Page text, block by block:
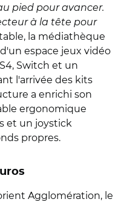
pied pour avancer.
à la tête pour
la médiathèque
espace jeux vidéo
Switch et un
l'arrivée des kits
a enrichi son
ergonomique
et un joystick
propres.
Agglomération, le